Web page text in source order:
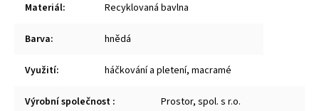
Materiál: Recyklovaná bavlna
Barva: hnědá
Využití: háčkování a pletení, macramé
Výrobní společnost : Prostor, spol. s r.o.